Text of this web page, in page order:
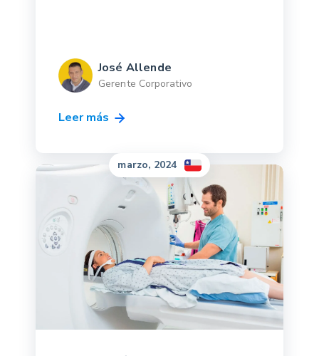
José Allende
Gerente Corporativo
Leer más
marzo, 2024